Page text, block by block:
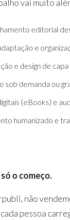
vai muito
editorial
e
e design de
sob demanda ou
(eBooks) e
humanizado e
o começo.
não
pessoa